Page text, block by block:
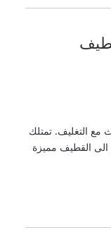
مع التغليف. تمتلك
القطيف مميزة